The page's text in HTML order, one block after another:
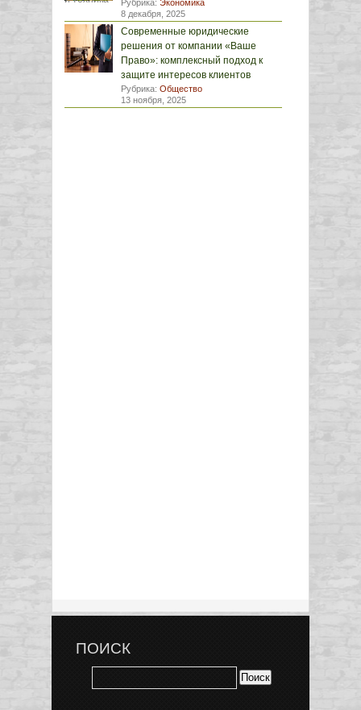
Рубрика: Экономика
8 декабря, 2025
Современные юридические
решения от компании «Ваше
Право»: комплексный подход к
защите интересов клиентов
Рубрика: Общество
13 ноября, 2025
ПОИСК